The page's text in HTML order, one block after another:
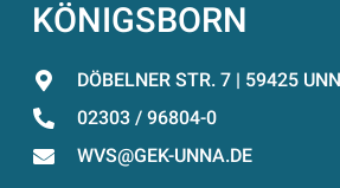
KÖNIGSBORN
DÖBELNER STR. 7 | 59425
02303 / 96804-0
WVS@GEK-UNNA.DE